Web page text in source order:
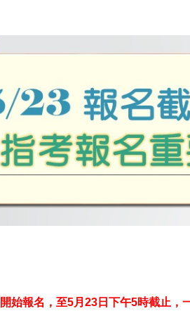
始報名，至5月23日下午5時截止，